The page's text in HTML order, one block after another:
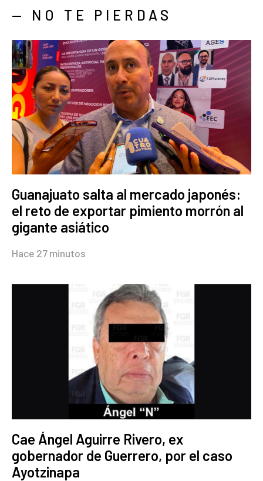
— NO TE PIERDAS
Guanajuato salta al mercado japonés:
el reto de exportar pimiento morrón al
gigante asiático
Hace 27 minutos
Cae Ángel Aguirre Rivero, ex
gobernador de Guerrero, por el caso
Ayotzinapa